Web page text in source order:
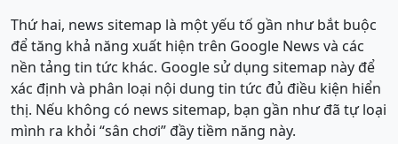
Thứ hai, news sitemap là một yếu tố gần như bắt buộc
để tăng khả năng xuất hiện trên Google News và các
nền tảng tin tức khác. Google sử dụng sitemap này để
xác định và phân loại nội dung tin tức đủ điều kiện hiển
thị. Nếu không có news sitemap, bạn gần như đã tự loại
mình ra khỏi “sân chơi” đầy tiềm năng này.